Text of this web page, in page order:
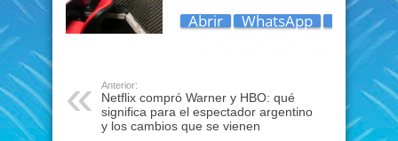
Anterior:
Netflix compró Warner y HBO: qué
significa para el espectador argentino
y los cambios que se vienen